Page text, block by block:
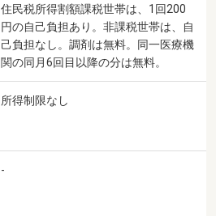
住民税所得割額課税世帯は、1回200
円の自己負担あり。非課税世帯は、自
己負担なし。調剤は無料。同一医療機
関の同月6回目以降の分は無料。
所得制限なし
-